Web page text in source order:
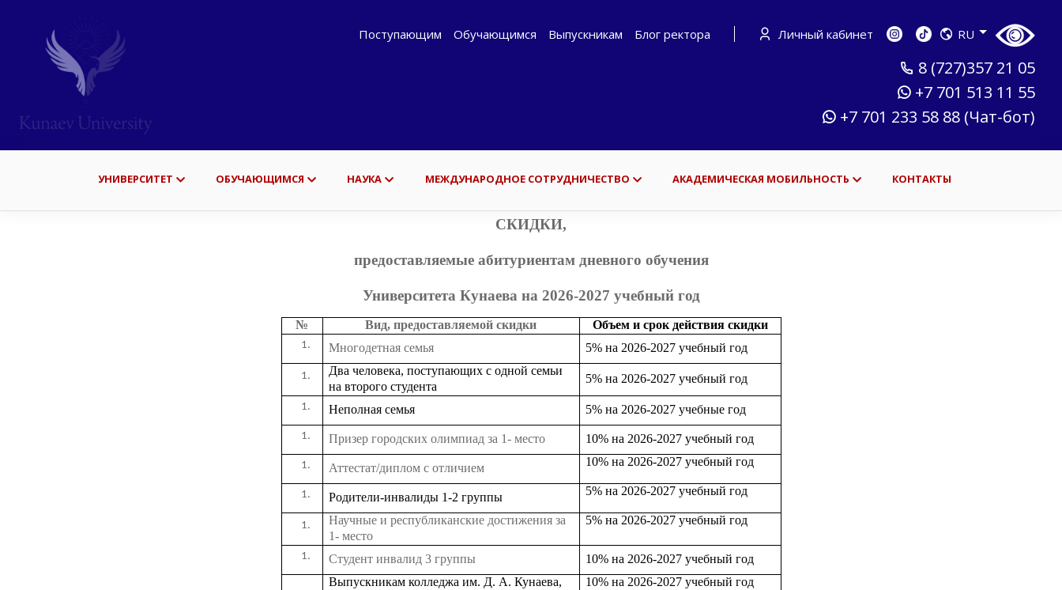
Поступающим Обучающимся Выпускникам Блог ректора Личный кабинет RU
8 (727)357 21 05
+7 701 513 11 55
+7 701 233 58 88 (Чат-бот)
УНИВЕРСИТЕТ ОБУЧАЮЩИМСЯ НАУКА МЕЖДУНАРОДНОЕ СОТРУДНИЧЕСТВО АКАДЕМИЧЕСКАЯ МОБИЛЬНОСТЬ КОНТАКТЫ
СКИДКИ,
предоставляемые абитуриентам дневного обучения
Университета Кунаева на 2026-2027 учебный год
№ Вид, предоставляемой скидки
Объем и срок действия скидки
Многодетная семья
5%на 2026-2027 учебный год
Два человека, поступающих с одной семьи
на второго студента
5%на 2026-2027 учебный год
Неполная семья 5% на 2026-2027 учебные год
Призер городских олимпиад за 1- место 10%на 2026-2027 учебный год
Аттестат/диплом с отличием 10%на 2026-2027 учебный год
Родители-инвалиды 1-2 группы 5%на 2026-2027 учебный год
Научные и республиканские достижения за
1- место
5%на 2026-2027 учебный год
Cтудент инвалид 3 группы 10%на 2026-2027 учебный год
Выпускникам колледжа им. Д. А. Кунаева,
10%на 2026-2027 учебный год